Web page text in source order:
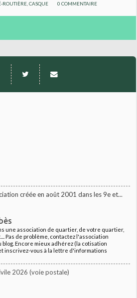
créée en août 2001 dans les 9e et...
une association de quartier, de votre quartier,
Pas de problème, contactez l'association
blog. Encore mieux adhérez (la cotisation
inscrivez-vous à la lettre d'informations
2026 (voie postale)
ROUTIÈRE ,CASQUE 0 COMMENTAIRE